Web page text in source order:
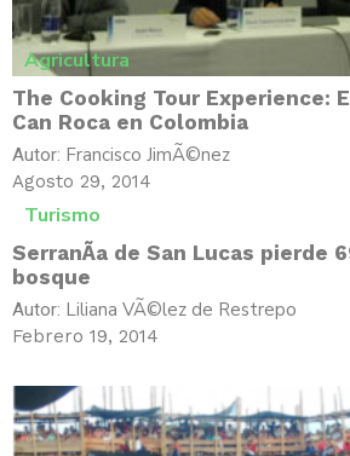
Agricultura
The Cooking Tour Experience:
Can Roca en Colombia
Autor: Francisco JimÃ©nez
Agosto 29, 2014
Turismo
SerranÃ­a de San Lucas pierde
bosque
Autor: Liliana VÃ©lez de Restrepo
Febrero 19, 2014